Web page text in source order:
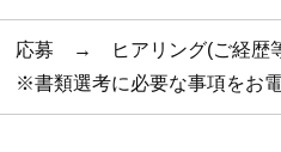
応募 → ヒアリング(ご
※書類選考に必要な事項をお